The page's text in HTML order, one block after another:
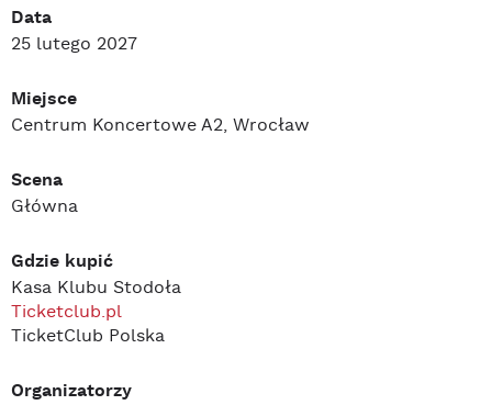
Data
25 lutego 2027
Miejsce
Centrum Koncertowe A2, Wrocław
Scena
Główna
Gdzie kupić
Kasa Klubu Stodoła
Ticketclub.pl
TicketClub Polska
Organizatorzy